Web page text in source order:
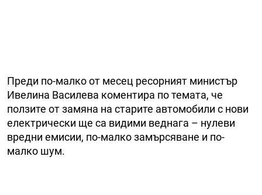
Преди по-малко от месец ресорният министър
Ивелина Василева коментира по темата, че
ползите от замяна на старите автомобили с нови
електрически ще са видими веднага – нулеви
вредни емисии, по-малко замърсяване и по-
малко шум.